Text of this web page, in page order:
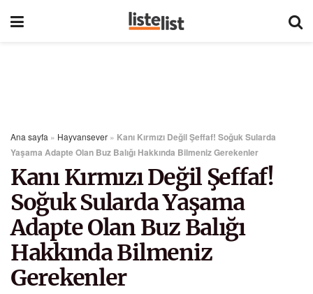
Ana sayfa » Hayvansever » Kanı Kırmızı Değil Şeffaf! Soğuk Sularda
Yaşama Adapte Olan Buz Balığı Hakkında Bilmeniz Gerekenler
Kanı Kırmızı Değil Şeffaf!
Soğuk Sularda Yaşama
Adapte Olan Buz Balığı
Hakkında Bilmeniz
Gerekenler